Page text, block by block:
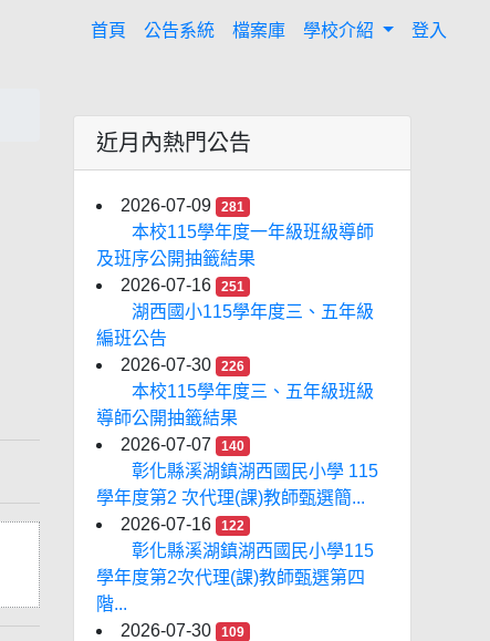
首頁 (current)
公告系統 檔案庫 學校介紹 登入
近月內熱門公告
2026-07-09 281
本校115學年度一年級班級導師
及班序公開抽籤結果
2026-07-16
251
湖西國小115學年度三、五年級
編班公告
2026-07-30
226
本校115學年度三、五年級班級
導師公開抽籤結果
2026-07-07
140
彰化縣溪湖鎮湖西國民小學 115
學年度第2 次代理(課)教師甄選簡...
2026-07-16
122
彰化縣溪湖鎮湖西國民小學115
學年度第2次代理(課)教師甄選第四
階...
2026-07-30
109